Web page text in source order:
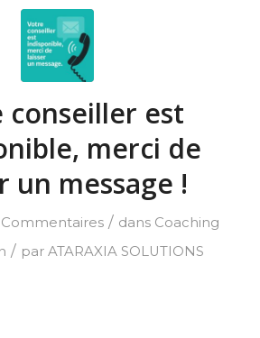
conseiller est
merci de
un message !
/ dans Coaching
/ parATARAXIA SOLUTIONS